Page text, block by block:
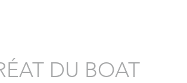
DU BOAT